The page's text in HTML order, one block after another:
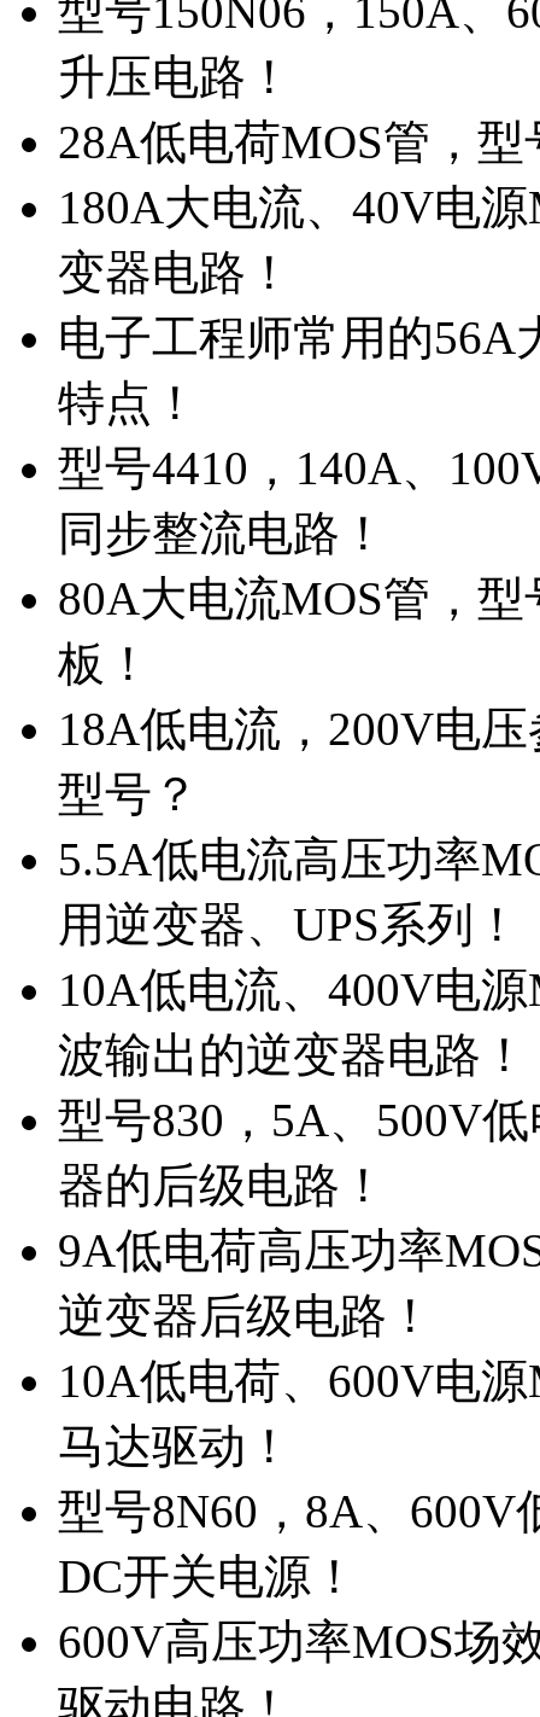
型号150N06，150A、
升压电路！
28A低电荷MOS管，
180A大电流、40V电
变器电路！
电子工程师常用的56A
特点！
型号4410，140A、
同步整流电路！
80A大电流MOS管，
板！
18A低电流，200V电
型号？
5.5A低电流高压功率
用逆变器、UPS系列！
10A低电流、400V电
波输出的逆变器电路！
型号830，5A、500V
器的后级电路！
9A低电荷高压功率
逆变器后级电路！
10A低电荷、600V电
马达驱动！
型号8N60，8A、
DC开关电源！
600V高压功率MOS场